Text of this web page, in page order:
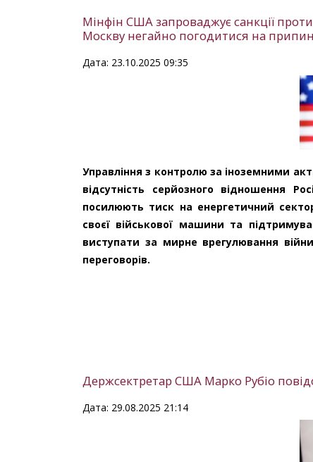
Мінфін США запроваджує санкції
Москву негайно погодитися на
Дата: 23.10.2025 09:35
Управління з контролю за іноземними
відсутність серйозного відношення
посилюють тиск на енергетичний
своєї військової машини та
виступати за мирне врегулювання
переговорів.
Держсектретар США Марко Рубіо
Дата: 29.08.2025 21:14